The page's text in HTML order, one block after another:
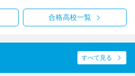
合格高校一覧
すべて見る